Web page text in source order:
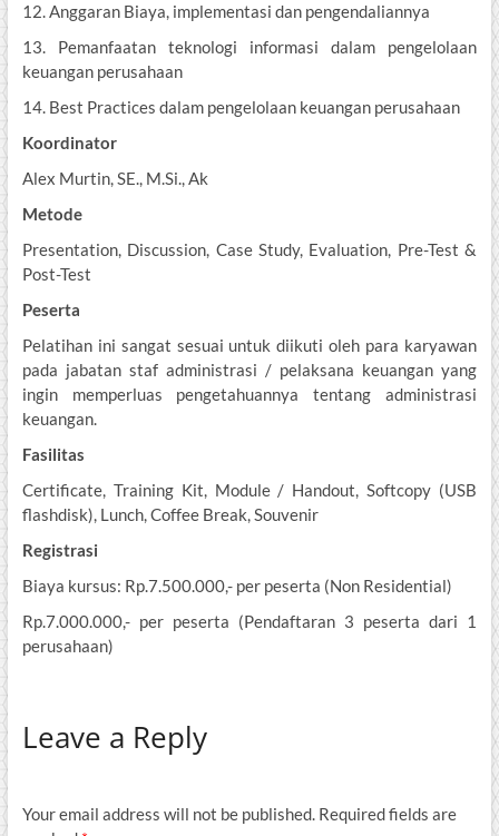
12. Anggaran Biaya, implementasi dan pengendaliannya
13. Pemanfaatan teknologi informasi dalam pengelolaan
keuangan perusahaan
14. Best Practices dalam pengelolaan keuangan perusahaan
Koordinator
Alex Murtin, SE., M.Si., Ak
Metode
Presentation, Discussion, Case Study, Evaluation, Pre-Test &
Post-Test
Peserta
Pelatihan ini sangat sesuai untuk diikuti oleh para karyawan
pada jabatan staf administrasi / pelaksana keuangan yang
ingin memperluas pengetahuannya tentang administrasi
keuangan.
Fasilitas
Certificate, Training Kit, Module / Handout, Softcopy (USB
flashdisk), Lunch, Coffee Break, Souvenir
Registrasi
Biaya kursus: Rp.7.500.000,- per peserta (Non Residential)
Rp.7.000.000,- per peserta (Pendaftaran 3 peserta dari 1
perusahaan)
Leave a Reply
Your email address will not be published. Required fields are